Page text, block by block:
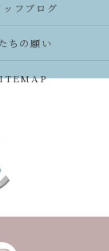
ッフブログ
ちの願い